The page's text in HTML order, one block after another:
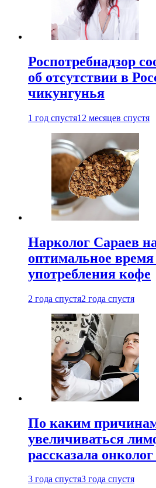
Роспотребнадзор
об отсутствии в
чикунгунья
1 год спустя12 месяцев спустя
Нарколог Сараев
оптимальное
употребления кофе
2 года спустя2 года спустя
По каким
увеличиваться
рассказала
3 года спустя3 года спустя